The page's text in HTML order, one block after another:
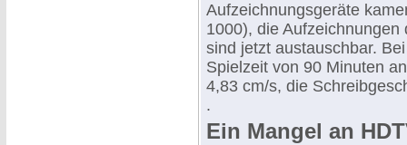
Aufzeichnungsgeräte
1000), die
sind jetzt austauschbar.
Spielzeit von 90 Minuten
4,83 cm/s, die
.
Ein Mangel an